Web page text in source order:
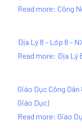
Read more: Công
Địa Lý 8 - Lớp 8 -
Read more: Địa Lý
Giáo Dục Công
Giáo Dục)
Read more: Giáo